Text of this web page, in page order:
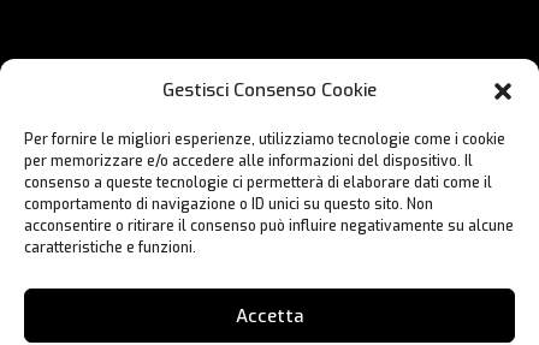
Gestisci Consenso Cookie
Per fornire le migliori esperienze, utilizziamo tecnologie come i cookie
per memorizzare e/o accedere alle informazioni del dispositivo. Il
consenso a queste tecnologie ci permetterà di elaborare dati come il
comportamento di navigazione o ID unici su questo sito. Non
acconsentire o ritirare il consenso può influire negativamente su alcune
caratteristiche e funzioni.
Accetta
Cookie Policy
Lavora con Noi
Contatti